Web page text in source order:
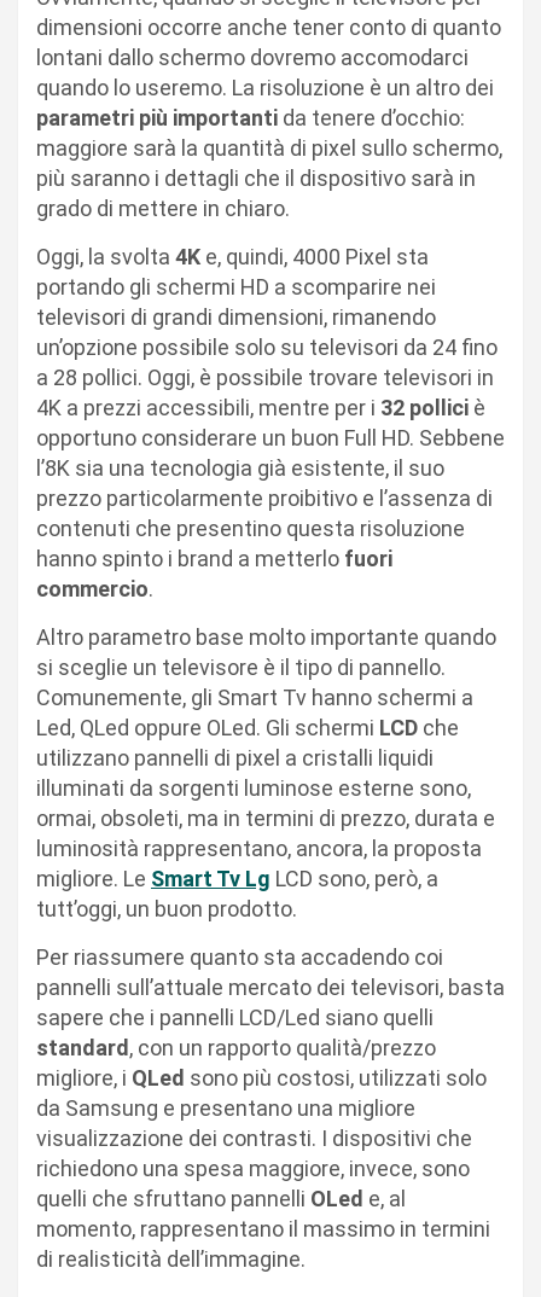
dimensioni occorre anche tener conto di quanto
lontani dallo schermo dovremo accomodarci
quando lo useremo. La risoluzione è un altro dei
parametri più importanti da tenere d’occhio:
maggiore sarà la quantità di pixel sullo schermo,
più saranno i dettagli che il dispositivo sarà in
grado di mettere in chiaro.
Oggi, la svolta 4K e, quindi, 4000 Pixel sta
portando gli schermi HD a scomparire nei
televisori di grandi dimensioni, rimanendo
un’opzione possibile solo su televisori da 24 fino
a 28 pollici. Oggi, è possibile trovare televisori in
4K a prezzi accessibili, mentre per i 32 pollici è
opportuno considerare un buon Full HD. Sebbene
l’8K sia una tecnologia già esistente, il suo
prezzo particolarmente proibitivo e l’assenza di
contenuti che presentino questa risoluzione
hanno spinto i brand a metterlo fuori
commercio.
Altro parametro base molto importante quando
si sceglie un televisore è il tipo di pannello.
Comunemente, gli Smart Tv hanno schermi a
Led, QLed oppure OLed. Gli schermi LCD che
utilizzano pannelli di pixel a cristalli liquidi
illuminati da sorgenti luminose esterne sono,
ormai, obsoleti, ma in termini di prezzo, durata e
luminosità rappresentano, ancora, la proposta
migliore. Le Smart Tv Lg LCD sono, però, a
tutt’oggi, un buon prodotto.
Per riassumere quanto sta accadendo coi
pannelli sull’attuale mercato dei televisori, basta
sapere che i pannelli LCD/Led siano quelli
standard, con un rapporto qualità/prezzo
migliore, i QLed sono più costosi, utilizzati solo
da Samsung e presentano una migliore
visualizzazione dei contrasti. I dispositivi che
richiedono una spesa maggiore, invece, sono
quelli che sfruttano pannelli OLed e, al
momento, rappresentano il massimo in termini
di realisticità dell’immagine.